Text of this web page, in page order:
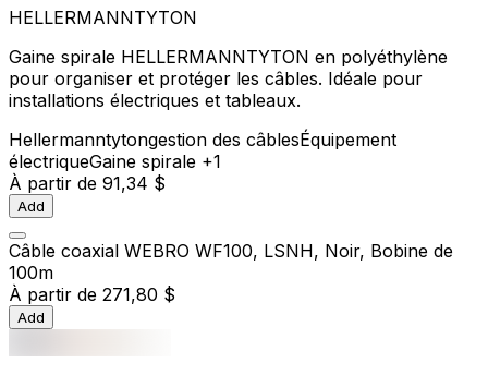
HELLERMANNTYTON
Gaine spirale HELLERMANNTYTON en polyéthylène
pour organiser et protéger les câbles. Idéale pour
installations électriques et tableaux.
Hellermanntytongestion des câblesÉquipement
électriqueGaine spirale +1
À partir de 91,34 $
Add
Câble coaxial WEBRO WF100, LSNH, Noir, Bobine de
100m
À partir de 271,80 $
Add